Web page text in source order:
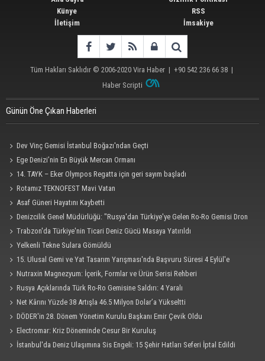
Künye
İletişim
RSS
İmsakiye
Tüm Hakları Saklıdır © 2006-2020 Vira Haber | +90 542 236 66 38 |
Haber Scripti
Günün Öne Çıkan Haberleri
Dev Vinç Gemisi İstanbul Boğazı'ndan Geçti
Ege Denizi’nin En Büyük Mercan Ormanı
14. TAYK – Eker Olympos Regatta için geri sayım başladı
Rotamız TEKNOFEST Mavi Vatan
Asaf Güneri Hayatını Kaybetti
Denizcilik Genel Müdürlüğü: "Rusya'dan Türkiye'ye Gelen Ro-Ro Gemisi Dron
Saldırısına Uğradı"
Trabzon'da Türkiye'nin Ticari Deniz Gücü Masaya Yatırıldı
Yelkenli Tekne Sulara Gömüldü
15. Ulusal Gemi ve Yat Tasarım Yarışması'nda Başvuru Süresi 4 Eylül'e
Uzatıldı
Nutraxin Magnezyum: İçerik, Formlar ve Ürün Serisi Rehberi
Rusya Açıklarında Türk Ro-Ro Gemisine Saldırı: 4 Yaralı
Net Kârını Yüzde 38 Artışla 46.5 Milyon Dolar’a Yükseltti
DÖDER'in 28. Dönem Yönetim Kurulu Başkanı Emir Çevik Oldu
Electromar: Kriz Döneminde Cesur Bir Kuruluş
İstanbul'da Deniz Ulaşımına Sis Engeli: 15 Şehir Hatları Seferi İptal Edildi